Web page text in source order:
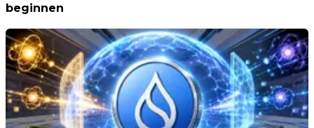
beginnen